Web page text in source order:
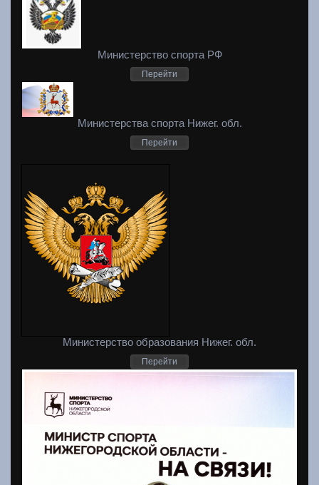
Министерство спорта РФ
Перейти
Министерства спорта Нижег. обл.
Перейти
Министерство образования Нижег. обл.
Перейти